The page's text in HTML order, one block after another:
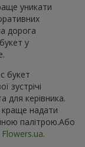
уникати
дорога
у
букет
зустрічі
для керівника.
надати
палітрою.Або
Flowers.ua.